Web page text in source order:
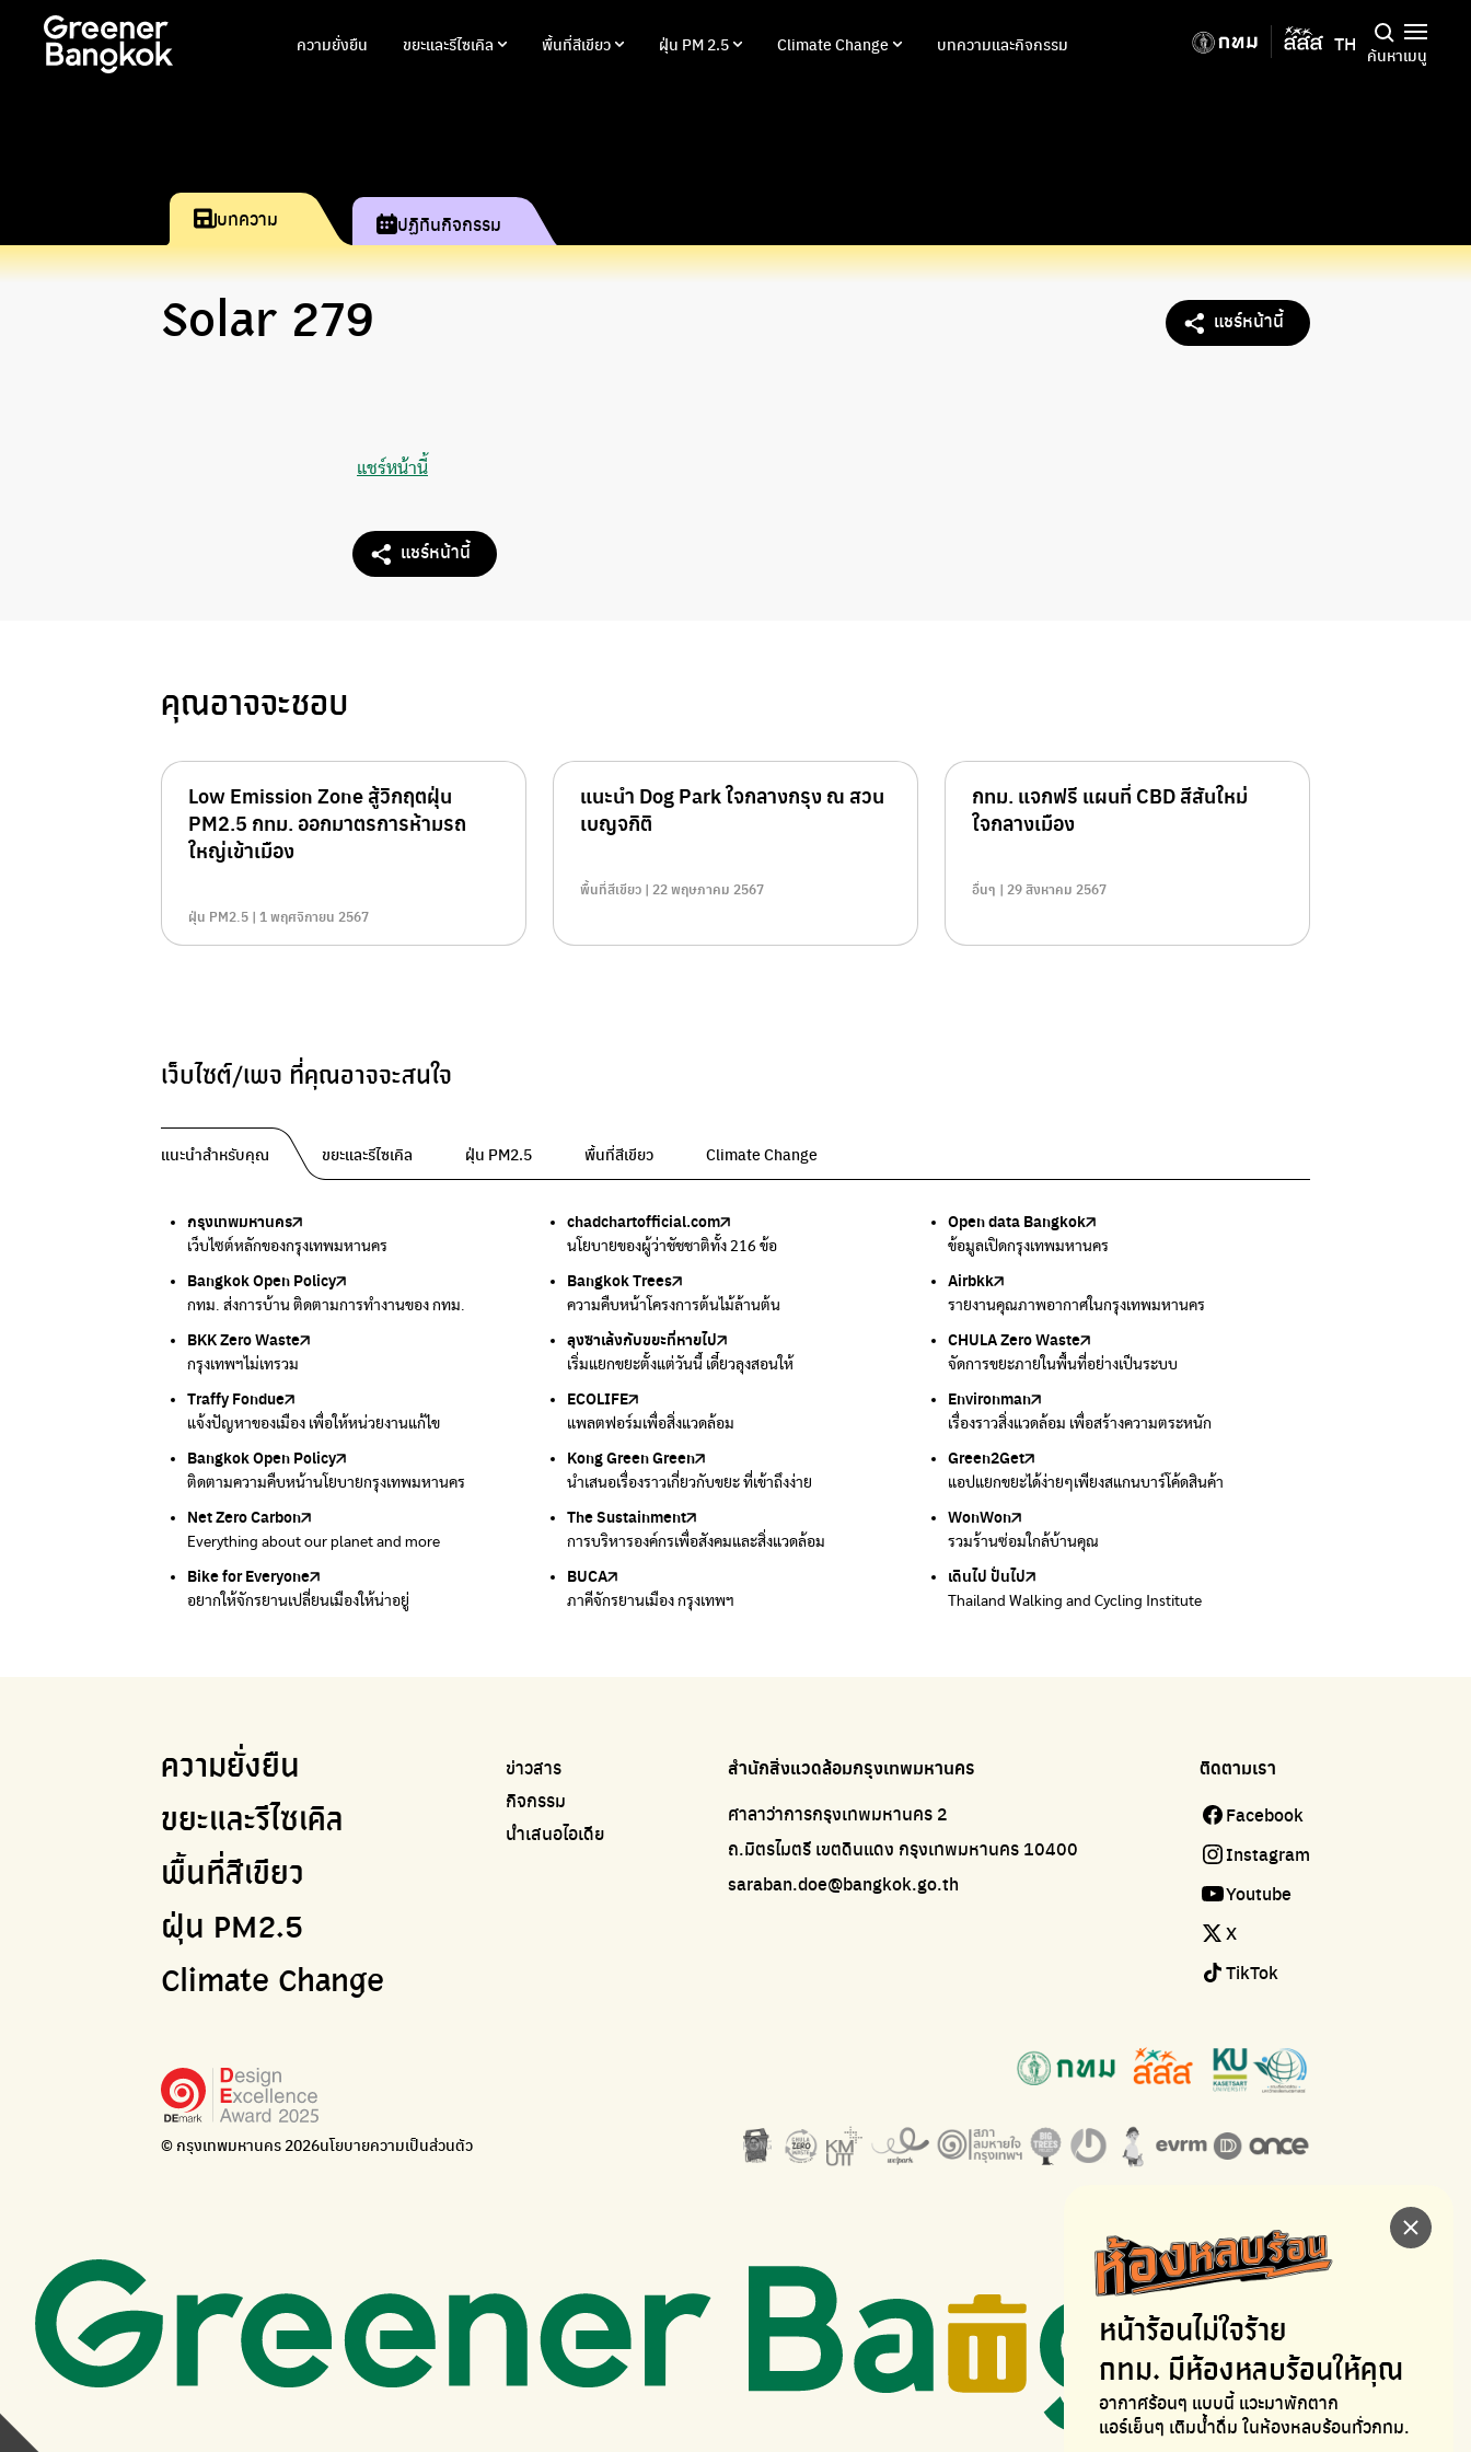
ความยั่งยืน ขยะและรีไซเคิล พื้นที่สีเขียว ฝุ่น PM 2.5 Climate Change บทความและกิจกรรม TH ค้นหาเมนู
หน้าร้อนไม่ใจร้าย
กทม. มีห้องหลบร้อนให้คุณ
อากาศร้อนๆ แบบนี้ แวะมาพักตาก
แอร์เย็นๆ เติมน้ำดื่ม ในห้องหลบร้อนทั่วกทม.
บทความ ปฏิทินกิจกรรม
Solar 279 แชร์หน้านี้
แชร์หน้านี้
แชร์หน้านี้
คุณอาจจะชอบ
Low Emission Zone สู้วิกฤตฝุ่น
PM2.5 กทม. ออกมาตรการห้ามรถ
ใหญ่เข้าเมือง
ฝุ่น PM2.5 | 1 พฤศจิกายน 2567
แนะนำ Dog Park ใจกลางกรุง ณ สวน
เบญจกิติ
พื้นที่สีเขียว | 22 พฤษภาคม 2567
กทม. แจกฟรี แผนที่ CBD สีสันใหม่
ใจกลางเมือง
อื่นๆ | 29 สิงหาคม 2567
เว็บไซต์/เพจ ที่คุณอาจจะสนใจ
แนะนำสำหรับคุณ ขยะและรีไซเคิล ฝุ่น PM2.5 พื้นที่สีเขียว Climate Change
กรุงเทพมหานคร
เว็บไซต์หลักของกรุงเทพมหานคร
chadchartofficial.com
นโยบายของผู้ว่าชัชชาติทั้ง 216 ข้อ
Open data Bangkok
ข้อมูลเปิดกรุงเทพมหานคร
Bangkok Open Policy
กทม. ส่งการบ้าน ติดตามการทำงานของ กทม.
Bangkok Trees
ความคืบหน้าโครงการต้นไม้ล้านต้น
Airbkk
รายงานคุณภาพอากาศในกรุงเทพมหานคร
BKK Zero Waste
กรุงเทพฯไม่เทรวม
ลุงซาเล้งกับขยะที่หายไป
เริ่มแยกขยะตั้งแต่วันนี้ เดี๋ยวลุงสอนให้
CHULA Zero Waste
จัดการขยะภายในพื้นที่อย่างเป็นระบบ
Traffy Fondue
แจ้งปัญหาของเมือง เพื่อให้หน่วยงานแก้ไข
ECOLIFE
แพลตฟอร์มเพื่อสิ่งแวดล้อม
Environman
เรื่องราวสิ่งแวดล้อม เพื่อสร้างความตระหนัก
Bangkok Open Policy
ติดตามความคืบหน้านโยบายกรุงเทพมหานคร
Kong Green Green
นำเสนอเรื่องราวเกี่ยวกับขยะ ที่เข้าถึงง่าย
Green2Get
แอปแยกขยะได้ง่ายๆเพียงสแกนบาร์โค้ดสินค้า
Net Zero Carbon
Everything about our planet and more
The Sustainment
การบริหารองค์กรเพื่อสังคมและสิ่งแวดล้อม
WonWon
รวมร้านซ่อมใกล้บ้านคุณ
Bike for Everyone
อยากให้จักรยานเปลี่ยนเมืองให้น่าอยู่
BUCA
ภาคีจักรยานเมือง กรุงเทพฯ
เดินไป ปั่นไป
Thailand Walking and Cycling Institute
Traffy Fondue
แจ้งปัญหาขยะ เพื่อให้หน่วยงานแก้ไข
BKK Zero Waste
กรุงเทพฯไม่เทรวม
ลุงซาเล้งกับขยะที่หายไป
เริ่มแยกขยะตั้งแต่วันนี้ เดี๋ยวลุงสอนให้
CHULA Zero Waste
จัดการขยะภายในพื้นที่อย่างเป็นระบบ
Green2Get
แอปแยกขยะได้ง่ายๆเพียงสแกนบาร์โค้ดสินค้า
Kong Green Green
นำเสนอเรื่องราวเกี่ยวกับขยะ ที่เข้าถึงง่าย
กรมควบคุมมลพิษ
แหล่งข้อมูลเกี่ยวกับมาตรฐานคุณภาพอากาศ น้ำ และเสียง
มูลนิธิโลกสีเขียว
สร้างโลกเขียวด้วยพลังเรียนรู้
How to ting
การแยกขยะให้สนุก
Recycle day
Platform เปลี่ยนพฤติกรรมการแยกขยะ
Plaplus
แพลตฟอร์มการจัดการพลาสติกชีวภาพหลังการกินดื่ม
Loopers
รวบรวมและส่งต่อเสื้อผ้ามือสองคุณภาพดี
WASTE BUY delivery
รับซื้อขยะถึงบ้าน
ECOLIFE
แพลตฟอร์มเพื่อสิ่งแวดล้อม
ทิ้ง E-Waste กับ AIS
กำจัด E-waste อย่างถูกวิธี ตามจุดรับ และไปรษณีย์
Green map
แผนที่เกี่ยวกับการแยกขยะแบบครบจบในที่เดียว
มือวิเศษกรุงเทพ
บริจาคขยะไปอัพไซเคิลเป็นชุดพนักงานกวาดถนน
WonWon
รวมร้านซ่อมใกล้บ้านคุณ
Traffy Fondue
แจ้งปัญหาฝุ่น เพื่อให้หน่วยงานแก้ไข
Airbkk
รายงานคุณภาพอากาศในกรุงเทพมหานคร
Air4Thai
ตรวจสอบสภาพอากาศรอบตัวคุณง่ายๆ
กรมควบคุมมลพิษ
แหล่งข้อมูลเกี่ยวกับมาตรฐานคุณภาพอากาศ น้ำ และเสียง
Line Alert
แจ้งเตือนฝุ่นผ่านไลน์ เมื่อค่าฝุ่นสูง
IQAir Airvisual
แอปพลิเคชั่น "หมอชัวร์" จากกรมควบคุมโรค
Greenpeace
มูลนิธิสภาประชาชนเพื่อสิ่งแวดล้อม
สำนักสิ่งแวดล้อม กรุงเทพมหานคร
ศูนย์ข้อมูลกระจายข่าวส่งเสริมอนุรักษ์พลังงาน กทม.
เตะฝุ่น
แผนที่การระบายอากาศในช่วงสูงสุดของแต่ละวัน
Bangkok Trees
ความคืบหน้าโครงการต้นไม้ล้านต้น
Greener Bangkok 2030
โครงการเพิ่มพื้นที่สีเขียวภายในปี 2030
We park
เครือข่ายพัฒนาเมืองและชุมชนสุขภาวะ
Thai Green Urban (TGU)
ระบบฐานข้อมูลด้านสิ่งแวดล้อมและพื้นที่สีเขียว
Urban Design and Development Center
ศูนย์ออกแบบและพัฒนาผังเมือง
มูลนิธิโลกสีเขียว
สร้างโลกเขียวด้วยพลังเรียนรู้
กระทรวงทรัพยากรธรรมชาติและสิ่งแวดล้อม
กรมส่งเสริมคุณภาพและสิ่งแวดล้อม
DCCE
กรมการเปลี่ยนแปลงสภาพภูมิอากาศและสิ่งแวดล้อม
BangkokStories
เรื่องราวในกรุงเทพโดยครีเอเตอร์
กรมควบคุมมลพิษ
แหล่งข้อมูลเกี่ยวกับมาตรฐานคุณภาพอากาศ น้ำ และเสียง
Greenpeace
มูลนิธิสภาประชาชนเพื่อสิ่งแวดล้อม
Climate Strike Thailand
เพจรณรงค์โครงการเพื่อสิ่งแวดล้อมในสังคม
สำนักสิ่งแวดล้อม กรุงเทพมหานคร
ศูนย์ข้อมูลกระจายข่าวส่งเสริมอนุรักษ์พลังงาน กทม.
Carbon Footprint Thailand
เรียนรู้เครื่องมือคำนวณคาร์บอนฟุตพริ้นท์
กรมอุตุนิยมวิทยา
กรมควบคุมอากาศรวมถึงการแจ้งเตือนภัยพิบัติ
Net Zero Carbon
Everything about our planet and more
EJF Thailand
Environmental Justice Foundation Thailand
35 Hours Bangkok Nature Play
โครงการ 35 ชั่วโมงการเรียนรู้ธรรมชาติผ่านการเล่น
ความยั่งยืน
ขยะและรีไซเคิล
พื้นที่สีเขียว
ฝุ่น PM2.5
Climate Change
ข่าวสาร
กิจกรรม
นำเสนอไอเดีย
สำนักสิ่งแวดล้อมกรุงเทพมหานคร
ศาลาว่าการกรุงเทพมหานคร 2
ถ.มิตรไมตรี เขตดินแดง กรุงเทพมหานคร 10400
saraban.doe@bangkok.go.th
ติดตามเรา
Facebook
Instagram
Youtube
X
TikTok
© กรุงเทพมหานคร 2026นโยบายความเป็นส่วนตัว